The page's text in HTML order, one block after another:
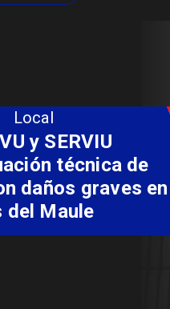
Local
entrega apoyo a
para
de niño con
Intestino Corto